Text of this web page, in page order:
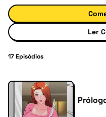
Ler
17Episódios